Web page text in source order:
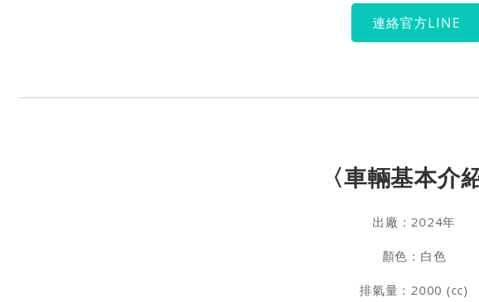
連絡官方LINE
〈車輛基本介
出廠：2024年
顏色：白色
排氣量：2000 (cc)